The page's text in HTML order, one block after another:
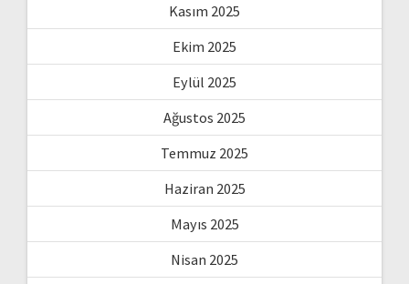
Kasım 2025
Ekim 2025
Eylül 2025
Ağustos 2025
Temmuz 2025
Haziran 2025
Mayıs 2025
Nisan 2025